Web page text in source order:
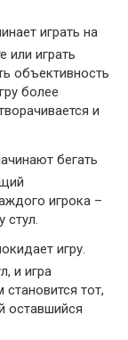
играть на
или играть
объективность
более
и
бегать
игрока –
стул.
игру.
и игра
тот,
оставшийся